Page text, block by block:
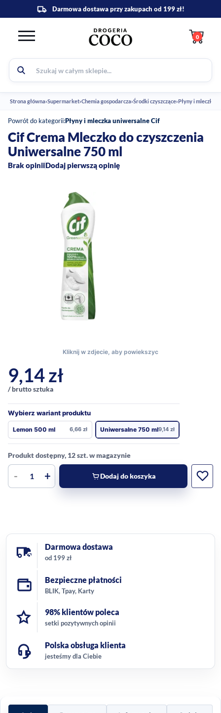
0
Strona główna›Supermarket›Chemia gospodarcza›Środki czyszczące›
Powrót do kategorii:Płyny i mleczka uniwersalne Cif
Cif Crema Mleczko do czyszczenia
Uniwersalne 750 ml
Brak opiniiDodaj pierwszą opinię
9,14zł
/ brutto sztuka
Wybierz wariant produktu
Lemon 500 ml 6,66 zł Uniwersalne 750 ml9,14 zł
Produkt dostępny, 12 szt. w magazynie
- + Dodaj do koszyka
Darmowa dostawa
od 199 zł
Bezpieczne płatności
BLIK, Tpay, Karty
98% klientów poleca
setki pozytywnych opinii
Polska obsługa klienta
jesteśmy dla Ciebie